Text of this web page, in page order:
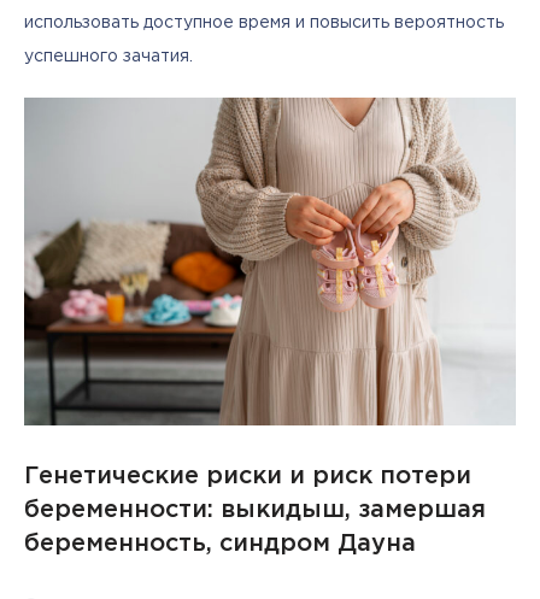
использовать доступное время и повысить вероятность
успешного зачатия.
Генетические риски и риск потери
беременности: выкидыш, замершая
беременность, синдром Дауна